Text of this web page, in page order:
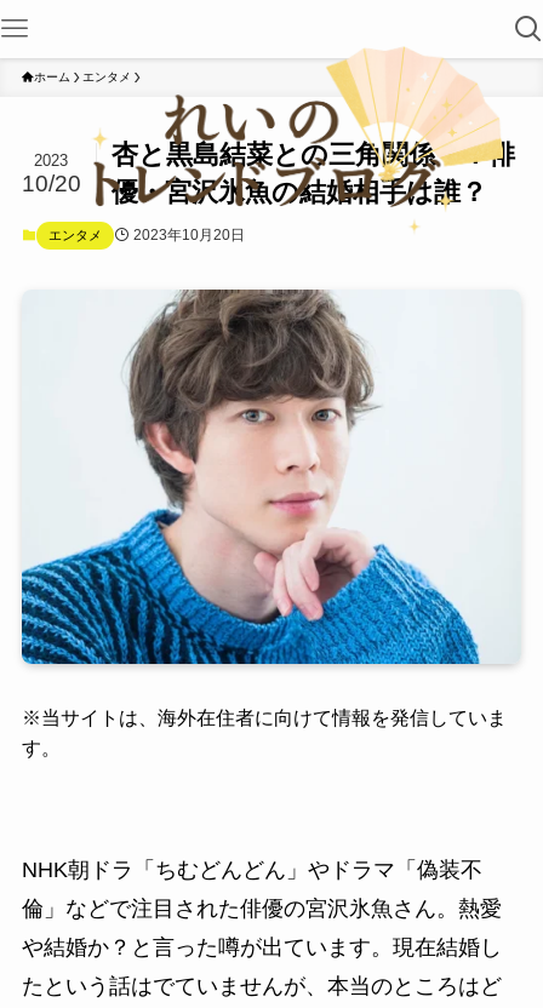
ホーム エンタメ
杏と黒島結菜との三角関係？！俳
優・宮沢氷魚の結婚相手は誰？
2023
10/20
エンタメ 2023年10月20日
※当サイトは、海外在住者に向けて情報を発信していま
す。
NHK朝ドラ「ちむどんどん」やドラマ「偽装不
倫」などで注目された俳優の宮沢氷魚さん。熱愛
や結婚か？と言った噂が出ています。現在結婚し
たという話はでていませんが、本当のところはど